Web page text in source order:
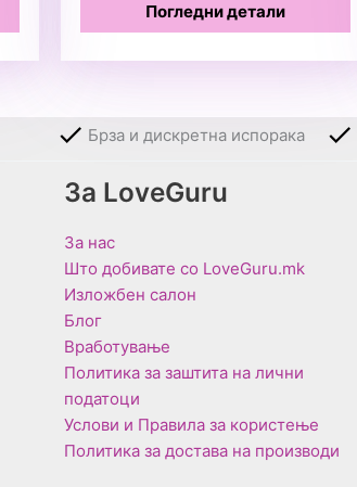
Погледни детали
Брза и дискретна испорака
За LoveGuru
За нас
Што добивате со LoveGuru.mk
Изложбен салон
Блог
Вработување
Политика за заштита на лични
податоци
Услови и Правила за користење
Политика за достава на производи